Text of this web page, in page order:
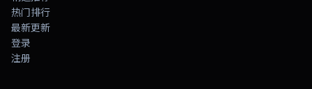
热门排行
最新更新
登录
注册